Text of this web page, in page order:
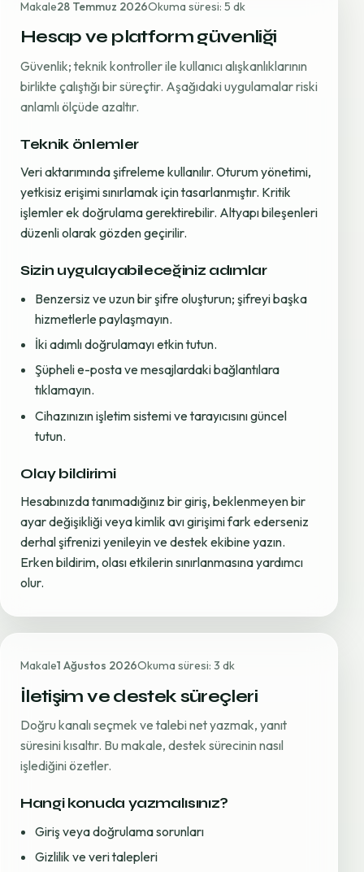
Makale28 Temmuz 2026Okuma süresi: 5 dk
Hesap ve platform güvenliği
Güvenlik; teknik kontroller ile kullanıcı alışkanlıklarının
birlikte çalıştığı bir süreçtir. Aşağıdaki uygulamalar riski
anlamlı ölçüde azaltır.
Teknik önlemler
Veri aktarımında şifreleme kullanılır. Oturum yönetimi,
yetkisiz erişimi sınırlamak için tasarlanmıştır. Kritik
işlemler ek doğrulama gerektirebilir. Altyapı bileşenleri
düzenli olarak gözden geçirilir.
Sizin uygulayabileceğiniz adımlar
Benzersiz ve uzun bir şifre oluşturun; şifreyi başka
hizmetlerle paylaşmayın.
İki adımlı doğrulamayı etkin tutun.
Şüpheli e-posta ve mesajlardaki bağlantılara
tıklamayın.
Cihazınızın işletim sistemi ve tarayıcısını güncel
tutun.
Olay bildirimi
Hesabınızda tanımadığınız bir giriş, beklenmeyen bir
ayar değişikliği veya kimlik avı girişimi fark ederseniz
derhal şifrenizi yenileyin ve destek ekibine yazın.
Erken bildirim, olası etkilerin sınırlanmasına yardımcı
olur.
Makale1 Ağustos 2026Okuma süresi: 3 dk
İletişim ve destek süreçleri
Doğru kanalı seçmek ve talebi net yazmak, yanıt
süresini kısaltır. Bu makale, destek sürecinin nasıl
işlediğini özetler.
Hangi konuda yazmalısınız?
Giriş veya doğrulama sorunları
Gizlilik ve veri talepleri